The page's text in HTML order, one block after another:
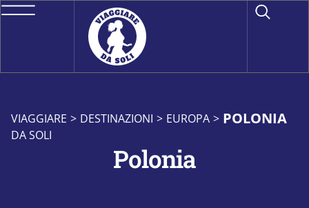
VIAGGIARE
DA SOLI
> DESTINAZIONI > EUROPA > POLONIA
Polonia